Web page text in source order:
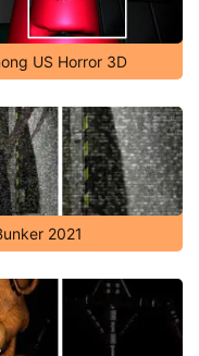
US Horror 3D
2021